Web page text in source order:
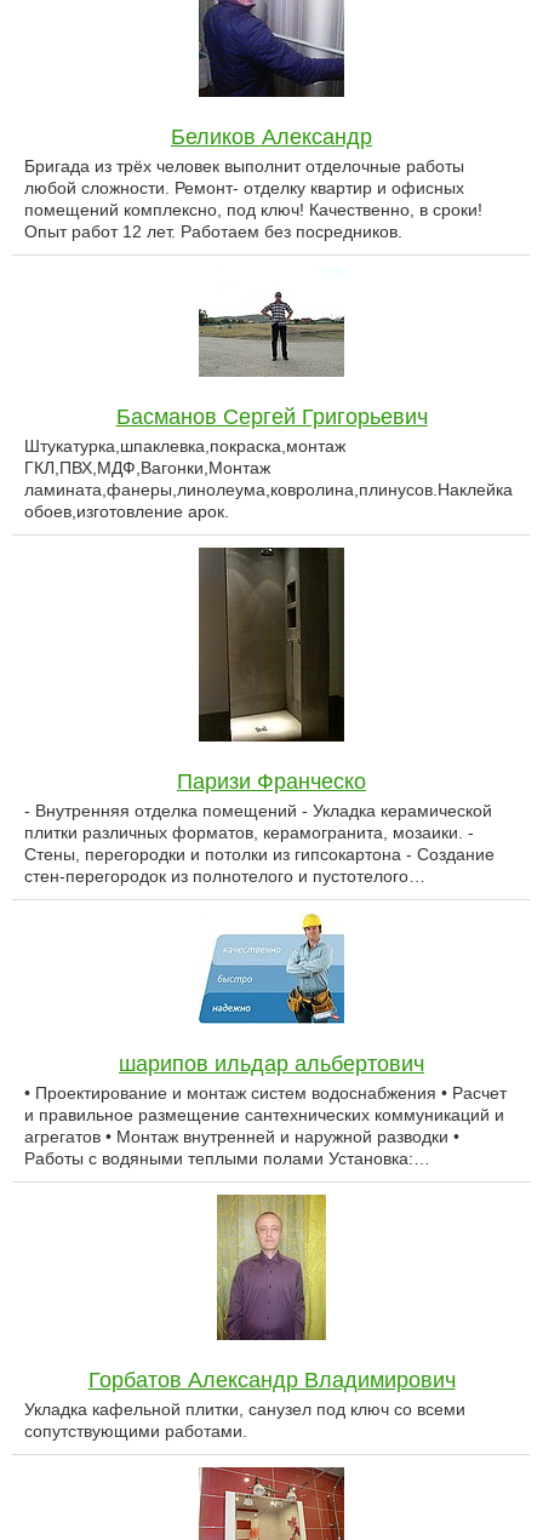
Беликов Александр
Бригада из трёх человек выполнит отделочные работы
любой сложности. Ремонт- отделку квартир и офисных
помещений комплексно, под ключ! Качественно, в сроки!
Опыт работ 12 лет. Работаем без посредников.
Басманов Сергей Григорьевич
Штукатурка,шпаклевка,покраска,монтаж
ГКЛ,ПВХ,МДФ,Вагонки,Монтаж
ламината,фанеры,линолеума,ковролина,плинусов.Наклейка
обоев,изготовление арок.
Паризи Франческо
- Внутренняя отделка помещений - Укладка керамической
плитки различных форматов, керамогранита, мозаики. -
Стены, перегородки и потолки из гипсокартона - Создание
стен-перегородок из полнотелого и пустотелого…
шарипов ильдар альбертович
• Проектирование и монтаж систем водоснабжения • Расчет
и правильное размещение сантехнических коммуникаций и
агрегатов • Монтаж внутренней и наружной разводки •
Работы с водяными теплыми полами Установка:…
Горбатов Александр Владимирович
Укладка кафельной плитки, санузел под ключ со всеми
сопутствующими работами.